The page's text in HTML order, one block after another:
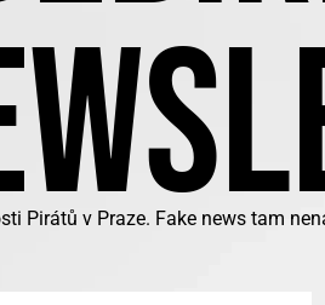
Pirátů v Praze. Fake news tam